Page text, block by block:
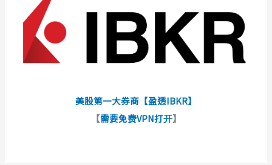
美股第一大券商【盈透IBKR】
【需要免费VPN打开】